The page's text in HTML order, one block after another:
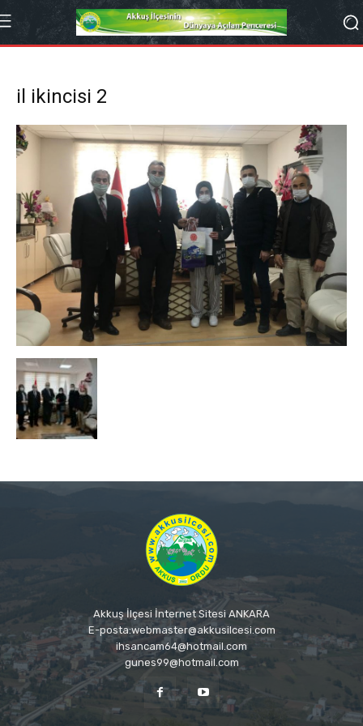
il ikincisi 2
Akkuş İlçesi İnternet Sitesi ANKARA
E-posta:webmaster@akkusilcesi.com
ihsancam64@hotmail.com
gunes99@hotmail.com